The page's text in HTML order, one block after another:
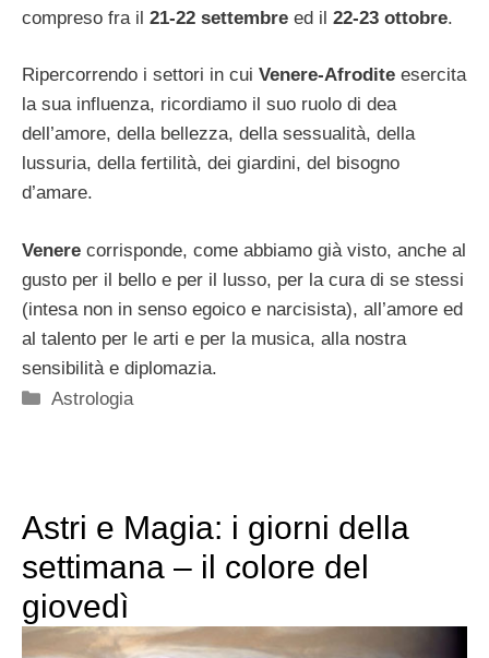
compreso fra il 21-22 settembre ed il 22-23 ottobre.
Ripercorrendo i settori in cui Venere-Afrodite esercita
la sua influenza, ricordiamo il suo ruolo di dea
dell’amore, della bellezza, della sessualità, della
lussuria, della fertilità, dei giardini, del bisogno
d’amare.
Venere corrisponde, come abbiamo già visto, anche al
gusto per il bello e per il lusso, per la cura di se stessi
(intesa non in senso egoico e narcisista), all’amore ed
al talento per le arti e per la musica, alla nostra
sensibilità e diplomazia.
Categorie
Astrologia
Astri e Magia: i giorni della
settimana – il colore del
giovedì